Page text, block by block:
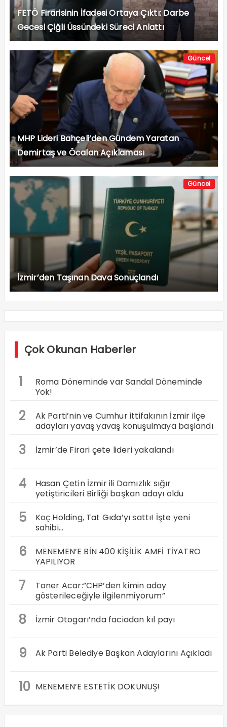
FETÖ Firarisinin İfadesi Ortaya Çıktı: Darbe
Gecesi Çiğli Üssündeki Süreci Anlattı
Güncel
MHP Lideri Bahçeli’den Gündem Yaratan
Demirtaş ve Öcalan Açıklaması
Güncel
İzmir’den Taşınan Dava Sonuçlandı
Çok Okunan Haberler
1
Roma Döneminde var Sandal Döneminde
Yok!
2
Ak Parti’nin ve Cumhur ittifakının İzmir ilçe
adayları yavaş yavaş konuşulmaya başlandı
3 İzmir’de Firari çete lideri yakalandı
4
Hasan Çetin İzmir ili Damızlık sığır
yetiştiricileri Birliği başkan adayı oldu
5
Koç Holding, Tat Gıda’yı sattı! İşte yeni
sahibi…
6
MENEMEN’E BİN 400 KİŞİLİK AMFİ TİYATRO
YAPILIYOR
7
Taner Acar:”CHP’den kimin aday
gösterileceğiyle ilgilenmiyorum”
8 İzmir Otogarı’nda faciadan kıl payı
9 Ak Parti Belediye Başkan Adaylarını Açıkladı
10 MENEMEN’E ESTETİK DOKUNUŞ!